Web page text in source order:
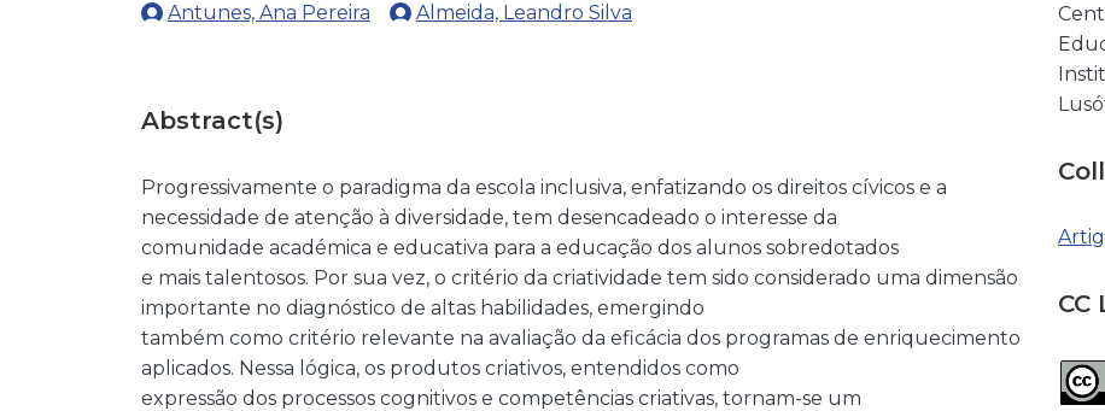
Antunes, Ana Pereira Almeida, Leandro Silva
Abstract(s)
Progressivamente o paradigma da escola inclusiva, enfatizando os direitos cívicos e a
necessidade de atenção à diversidade, tem desencadeado o interesse da
comunidade académica e educativa para a educação dos alunos sobredotados
e mais talentosos. Por sua vez, o critério da criatividade tem sido considerado uma dimensão
importante no diagnóstico de altas habilidades, emergindo
também como critério relevante na avaliação da eficácia dos programas de enriquecimento
aplicados. Nessa lógica, os produtos criativos, entendidos como
expressão dos processos cognitivos e competências criativas, tornam-se um
CC